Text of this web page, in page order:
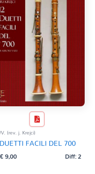
(rev. j. Krejci)
FACILI DEL 700
€9,00 Diff: 2